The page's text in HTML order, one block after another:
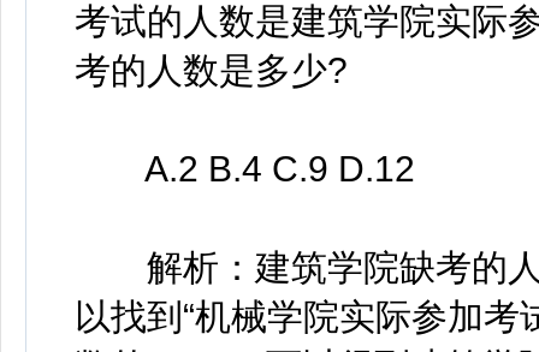
考试的人数是建筑学院实际
考的人数是多少?
A.2 B.4 C.9 D.12
解析：建筑学院缺考的人
以找到“机械学院实际参加